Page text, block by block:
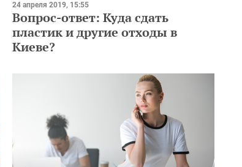
24 апреля 2019, 15:55
Вопрос-ответ: Куда сдать
пластик и другие отходы в
Киеве?